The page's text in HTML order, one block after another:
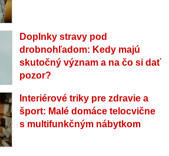
Doplnky stravy pod
drobnohľadom: Kedy majú
skutočný význam a na čo si dať
pozor?
Interiérové triky pre zdravie a
šport: Malé domáce telocvične
s multifunkčným nábytkom